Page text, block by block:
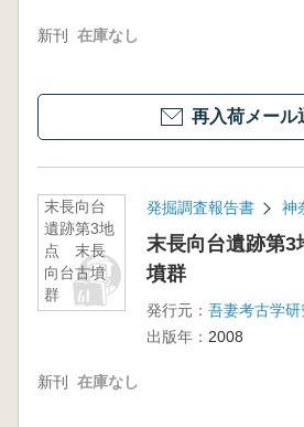
新刊 在庫なし
再入荷メール
末長向台
遺跡第3地
点 末長
向台古墳
群
発掘調査報告書 神
末長向台遺跡第
墳群
発行元： 吾妻考古学研
出版年： 2008
新刊 在庫なし